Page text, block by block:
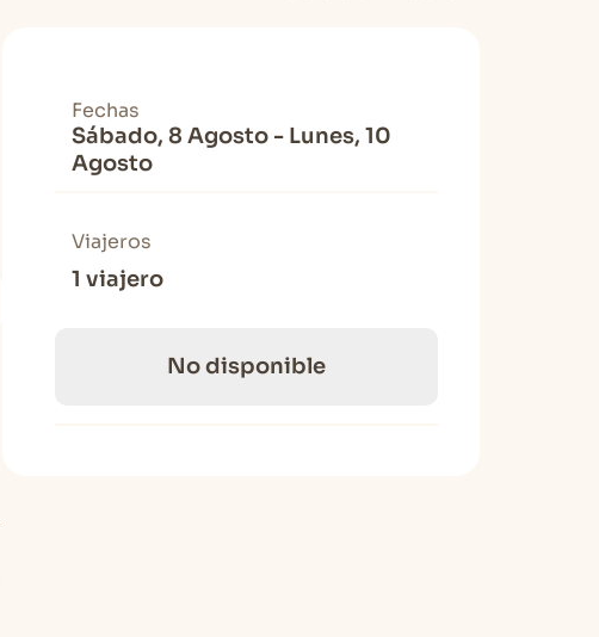
Fechas
Sábado, 8 Agosto - Lunes, 10
Agosto
Viajeros
1 viajero
No disponible